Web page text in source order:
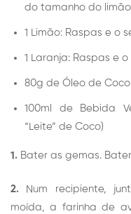
do tamanho do
1 Limão: Raspas e o
1 Laranja: Raspas e
80g de Óleo de
100ml de Bebida
“Leite” de Coco)
1. Bater as gemas.
2. Num recipiente,
moída, a farinha de